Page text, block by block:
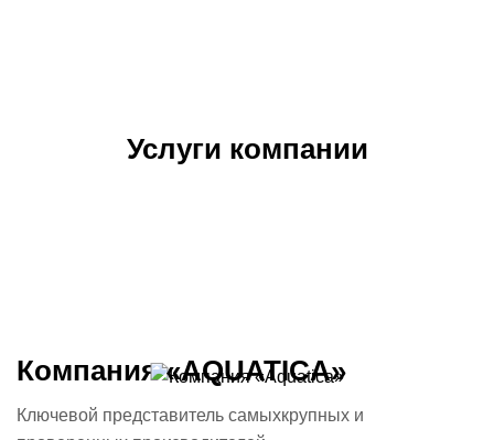
Услуги компании
Компания «AQUATICA»
Ключевой представитель самыхкрупных и